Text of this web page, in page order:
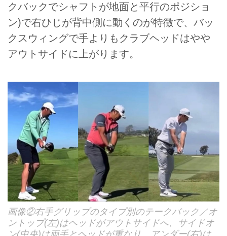
クバックでシャフトが地面と平行のポジショ
ン)で右ひじが背中側に動くのが特徴で、バッ
クスウィングで手よりもクラブヘッドはやや
アウトサイドに上がります。
画像②右手グリップのタイプ別のテークバック／オ
ントップ(左)はヘッドがアウトサイドへ、サイドオ
ン(中央)は両手とヘッドが重なり、アンダー(右)は